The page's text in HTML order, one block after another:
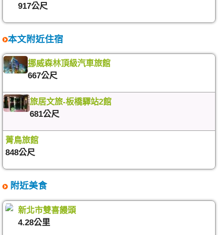
917公尺
本文附近住宿
挪威森林頂級汽車旅館
667公尺
旅居文旅-板橋驛站2館
681公尺
菁鳥旅館
848公尺
附近美食
新北市雙喜饅頭
4.28公里